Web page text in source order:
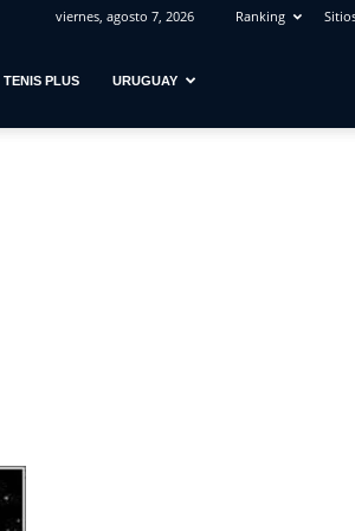
viernes, agosto 7, 2026 Ranking
TENIS PLUS URUGUAY